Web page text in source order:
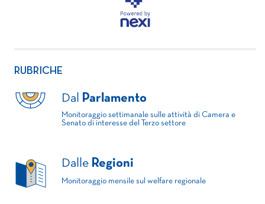
RUBRICHE
Dal Parlamento
Monitoraggio settimanale sulle attività di Camera e
Senato di interesse del Terzo settore
Dalle Regioni
Monitoraggio mensile sul welfare regionale